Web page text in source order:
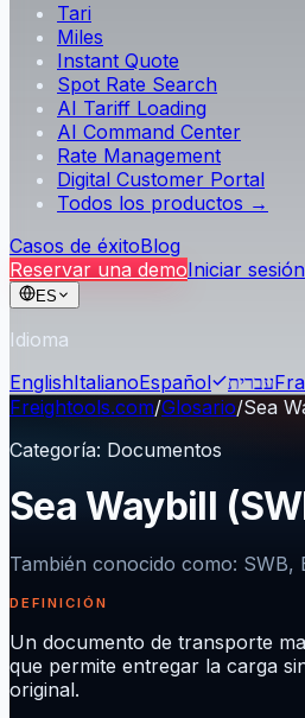
Tari
Miles
Instant Quote
Spot Rate Search
AI Tariff Loading
AI Command Center
Rate Management
Digital Customer Portal
Todos los productos →
Casos de éxitoBlog
Reservar una demoIniciar sesión
ES
Idioma
EnglishItalianoEspañol עברית
Freightools.com/Glosario/Sea
Categoría: Documentos
Sea Waybill
También conocido como: SWB,
DEFINICIÓN
Un documento de transporte
que permite entregar la carga
original.